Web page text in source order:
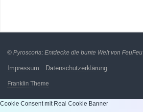
© Pyroscoria: Entdecke die bunte Welt von FeuFeu
Impressum Datenschutzerklärung
Franklin Theme
Cookie Consent mit Real Cookie Banner